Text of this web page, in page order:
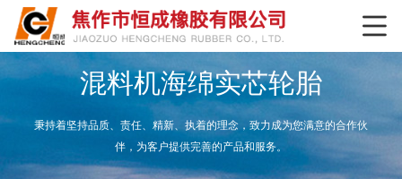

混料机海绵实芯轮胎
秉持着坚持品质、责任、精新、执着的理念，致力成为您满意的合作伙
伴，为客户提供完善的产品和服务。